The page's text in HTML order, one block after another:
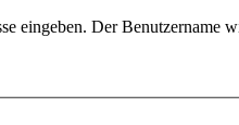
eingeben. Der Benutzername